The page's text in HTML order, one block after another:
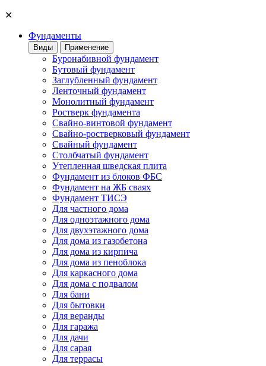
✕
Фундаменты
Виды Применение
Буронабивной фундамент
Бутовый фундамент
Заглубленный фундамент
Ленточный фундамент
Монолитный фундамент
Ростверк фундамента
Свайно-винтовой фундамент
Свайно-ростверковый фундамент
Свайный фундамент
Столбчатый фундамент
Утепленная шведская плита
Фундамент из блоков ФБС
Фундамент на ЖБ сваях
Фундамент ТИСЭ
Для частного дома
Для одноэтажного дома
Для двухэтажного дома
Для дома из газобетона
Для дома из кирпича
Для дома из пеноблока
Для каркасного дома
Для дома с подвалом
Для бани
Для бытовки
Для веранды
Для гаража
Для дачи
Для сарая
Для террасы